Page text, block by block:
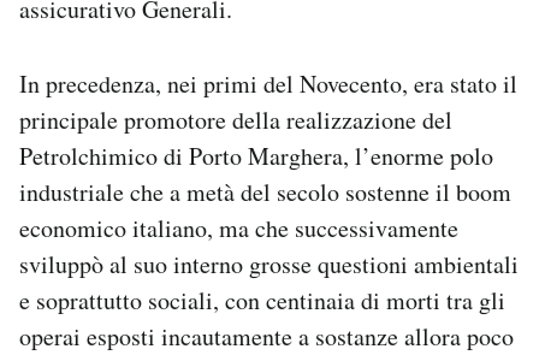
assicurativo Generali.
In precedenza, nei primi del Novecento, era stato il
principale promotore della realizzazione del
Petrolchimico di Porto Marghera, l’enorme polo
industriale che a metà del secolo sostenne il boom
economico italiano, ma che successivamente
sviluppò al suo interno grosse questioni ambientali
e soprattutto sociali, con centinaia di morti tra gli
operai esposti incautamente a sostanze allora poco